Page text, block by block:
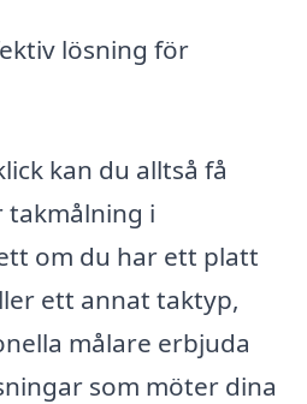
lösning för
kan du alltså få
i
om du har ett platt
ett annat taktyp,
målare erbjuda
som möter dina